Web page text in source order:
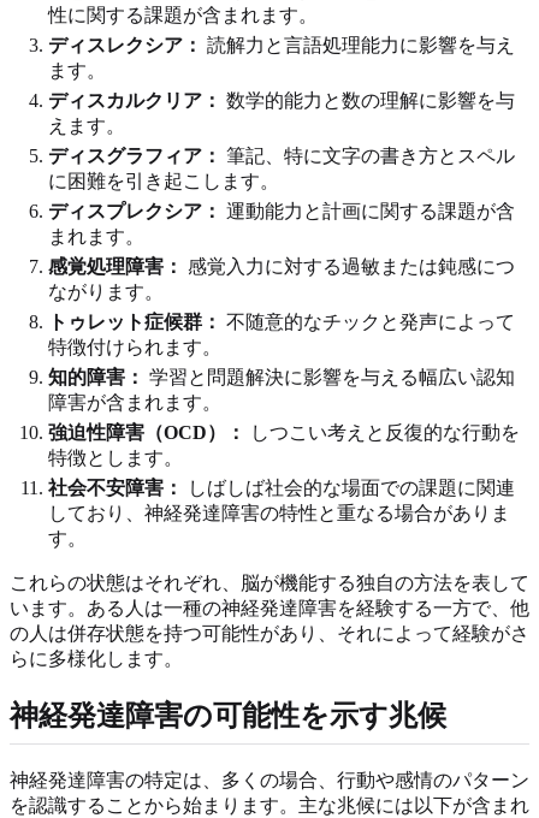
性に関する課題が含まれます。
ディスレクシア： 読解力と言語処理能力に影響を与え
ます。
ディスカルクリア： 数学的能力と数の理解に影響を与
えます。
ディスグラフィア： 筆記、特に文字の書き方とスペル
に困難を引き起こします。
ディスプレクシア： 運動能力と計画に関する課題が含
まれます。
感覚処理障害： 感覚入力に対する過敏または鈍感につ
ながります。
トゥレット症候群： 不随意的なチックと発声によって
特徴付けられます。
知的障害： 学習と問題解決に影響を与える幅広い認知
障害が含まれます。
強迫性障害（OCD）：
しつこい考えと反復的な行動を
特徴とします。
社会不安障害：
しばしば社会的な場面での課題に関連
しており、神経発達障害の特性と重なる場合がありま
す。
これらの状態はそれぞれ、脳が機能する独自の方法を表して
います。ある人は一種の神経発達障害を経験する一方で、他
の人は併存状態を持つ可能性があり、それによって経験がさ
らに多様化します。
神経発達障害の可能性を示す兆候
神経発達障害の特定は、多くの場合、行動や感情のパターン
を認識することから始まります。主な兆候には以下が含まれ